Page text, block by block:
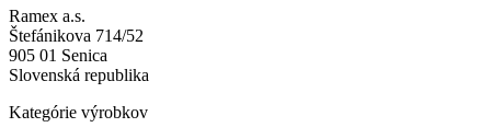
Ramex a.s.
Štefánikova 714/52
905 01 Senica
Slovenská republika
Kategórie výrobkov